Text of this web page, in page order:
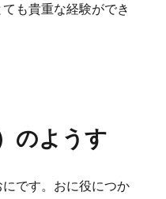
も貴重な経験ができ
のようす
です。おに役につか